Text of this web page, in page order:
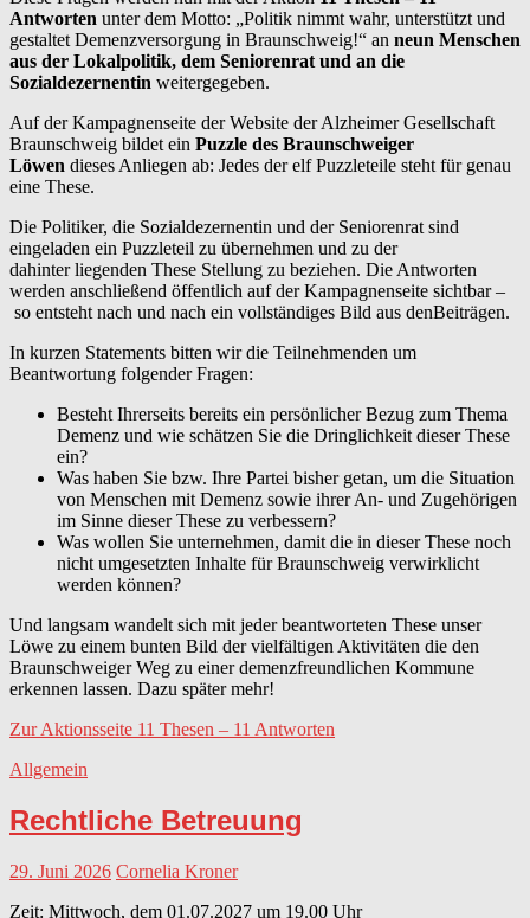
Antworten unter dem Motto: „Politik nimmt wahr, unterstützt und
gestaltet Demenzversorgung in Braunschweig!“ an neun Menschen
aus der Lokalpolitik, dem Seniorenrat und an die
Sozialdezernentin weitergegeben.
Auf der Kampagnenseite der Website der Alzheimer Gesellschaft
Braunschweig bildet ein Puzzle des Braunschweiger
Löwen dieses Anliegen ab: Jedes der elf Puzzleteile steht für genau
eine These.
Die Politiker, die Sozialdezernentin und der Seniorenrat sind
eingeladen ein Puzzleteil zu übernehmen und zu der
dahinter liegenden These Stellung zu beziehen. Die Antworten
werden anschließend öffentlich auf der Kampagnenseite sichtbar –
so entsteht nach und nach ein vollständiges Bild aus denBeiträgen.
In kurzen Statements bitten wir die Teilnehmenden um
Beantwortung folgender Fragen:
Besteht Ihrerseits bereits ein persönlicher Bezug zum Thema
Demenz und wie schätzen Sie die Dringlichkeit dieser These
ein?
Was haben Sie bzw. Ihre Partei bisher getan, um die Situation
von Menschen mit Demenz sowie ihrer An- und Zugehörigen
im Sinne dieser These zu verbessern?
Was wollen Sie unternehmen, damit die in dieser These noch
nicht umgesetzten Inhalte für Braunschweig verwirklicht
werden können?
Und langsam wandelt sich mit jeder beantworteten These unser
Löwe zu einem bunten Bild der vielfältigen Aktivitäten die den
Braunschweiger Weg zu einer demenzfreundlichen Kommune
erkennen lassen. Dazu später mehr!
Zur Aktionsseite 11 Thesen – 11 Antworten
Allgemein
Rechtliche Betreuung
29. Juni 2026 Cornelia Kroner
Zeit: Mittwoch, dem 01.07.2027 um 19.00 Uhr